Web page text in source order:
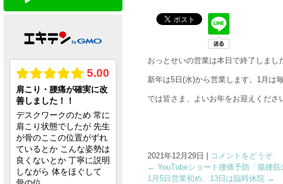
おっとせいの営業は本日で終了しまし
新年は5日(水)から営業します。1月は
では皆さま、よいお年をお迎えくださ
2021年12月29日
コメントをどうぞ
← YouTubeショート腰痛予防「腸腰
1月5日営業初め、13日は臨時休院 →